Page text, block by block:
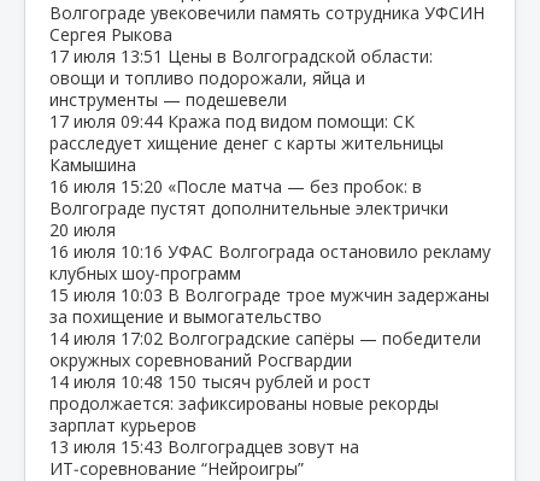
Волгограде увековечили память сотрудника УФСИН
Сергея Рыкова
17 июля 13:51 Цены в Волгоградской области:
овощи и топливо подорожали, яйца и
инструменты — подешевели
17 июля 09:44 Кража под видом помощи: СК
расследует хищение денег с карты жительницы
Камышина
16 июля 15:20 «После матча — без пробок: в
Волгограде пустят дополнительные электрички
20 июля
16 июля 10:16 УФАС Волгограда остановило рекламу
клубных шоу‑программ
15 июля 10:03 В Волгограде трое мужчин задержаны
за похищение и вымогательство
14 июля 17:02 Волгоградские сапёры — победители
окружных соревнований Росгвардии
14 июля 10:48 150 тысяч рублей и рост
продолжается: зафиксированы новые рекорды
зарплат курьеров
13 июля 15:43 Волгоградцев зовут на
ИТ‑соревнование “Нейроигры”